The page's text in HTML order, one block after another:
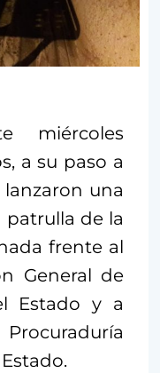
miércoles
a su paso a
una
de la
frente al
General de
Estado y a